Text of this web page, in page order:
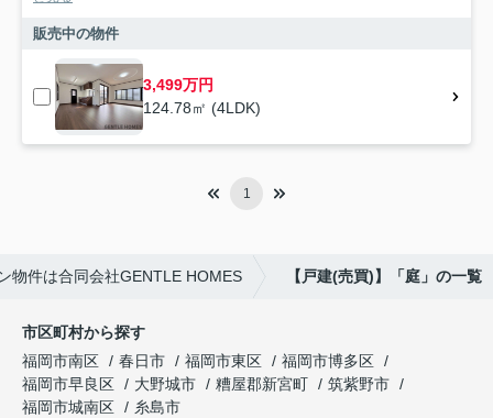
販売中の物件
3,499万円
124.78㎡ (4LDK)
1
物件は合同会社GENTLE HOMES 【戸建(売買)】「庭」の一覧
市区町村から探す
福岡市南区
春日市 福岡市東区
福岡市博多区
福岡市早良区
大野城市 糟屋郡新宮町
筑紫野市
福岡市城南区
糸島市